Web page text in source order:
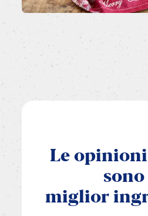
Le opinioni
sono
miglior